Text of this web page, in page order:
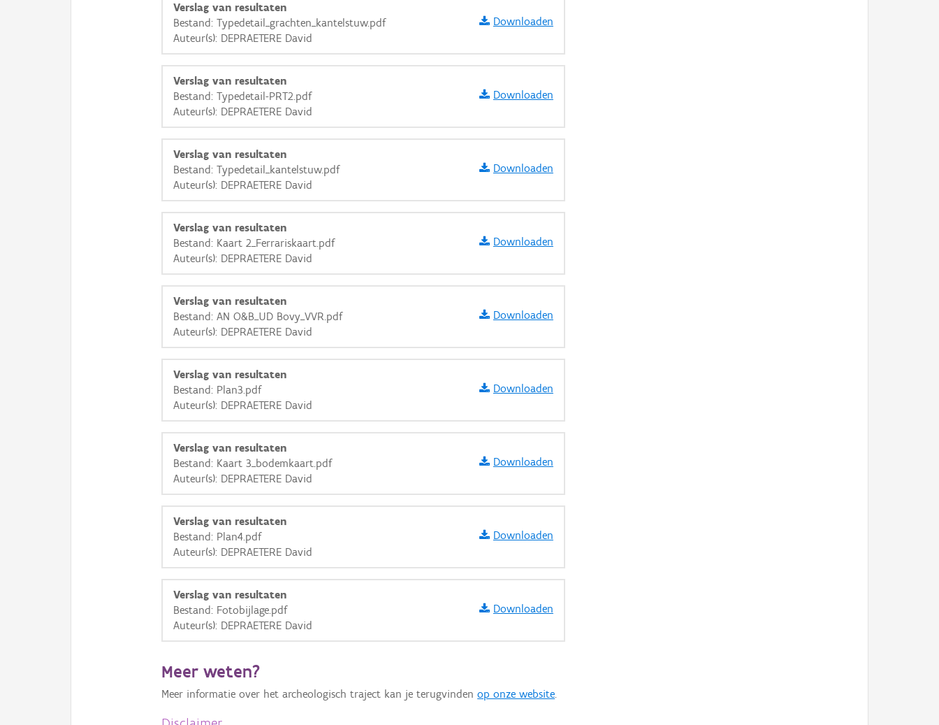
Verslag van resultaten
Bestand: Typedetail_grachten_kantelstuw.pdf
Auteur(s): DEPRAETERE David
Downloaden
Verslag van resultaten
Bestand: Typedetail-PRT2.pdf
Auteur(s): DEPRAETERE David
Downloaden
Verslag van resultaten
Bestand: Typedetail_kantelstuw.pdf
Auteur(s): DEPRAETERE David
Downloaden
Verslag van resultaten
Bestand: Kaart 2_Ferrariskaart.pdf
Auteur(s): DEPRAETERE David
Downloaden
Verslag van resultaten
Bestand: AN O&B_UD Bovy_VVR.pdf
Auteur(s): DEPRAETERE David
Downloaden
Verslag van resultaten
Bestand: Plan3.pdf
Auteur(s): DEPRAETERE David
Downloaden
Verslag van resultaten
Bestand: Kaart 3_bodemkaart.pdf
Auteur(s): DEPRAETERE David
Downloaden
Verslag van resultaten
Bestand: Plan4.pdf
Auteur(s): DEPRAETERE David
Downloaden
Verslag van resultaten
Bestand: Fotobijlage.pdf
Auteur(s): DEPRAETERE David
Downloaden
Meer weten?
Meer informatie over het archeologisch traject kan je terugvindenop onze website.